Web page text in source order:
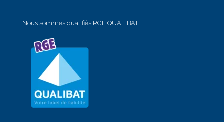
Nous sommes qualifiés RGE QUALIBAT